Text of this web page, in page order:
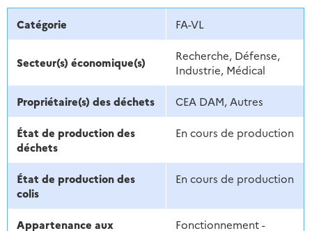
Catégorie FA-VL
Secteur(s) économique(s)
Recherche, Défense,
Industrie, Médical
Propriétaire(s) des déchets CEA DAM, Autres
État de production des
déchets
En cours de production
État de production des
colis
En cours de production
Appartenance aux
Fonctionnement -